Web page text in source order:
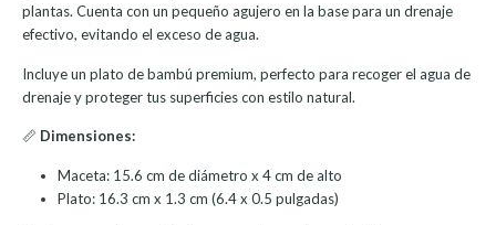
plantas. Cuenta con un pequeño agujero en la base para un drenaje
efectivo, evitando el exceso de agua.
Incluye un plato de bambú premium, perfecto para recoger el agua de
drenaje y proteger tus superficies con estilo natural.
📏 Dimensiones:
Maceta: 15.6 cm de diámetro x 4 cm de alto
Plato: 16.3 cm x 1.3 cm (6.4 x 0.5 pulgadas)